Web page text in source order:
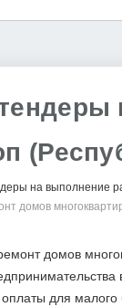
на выполнение
домов
домов
для